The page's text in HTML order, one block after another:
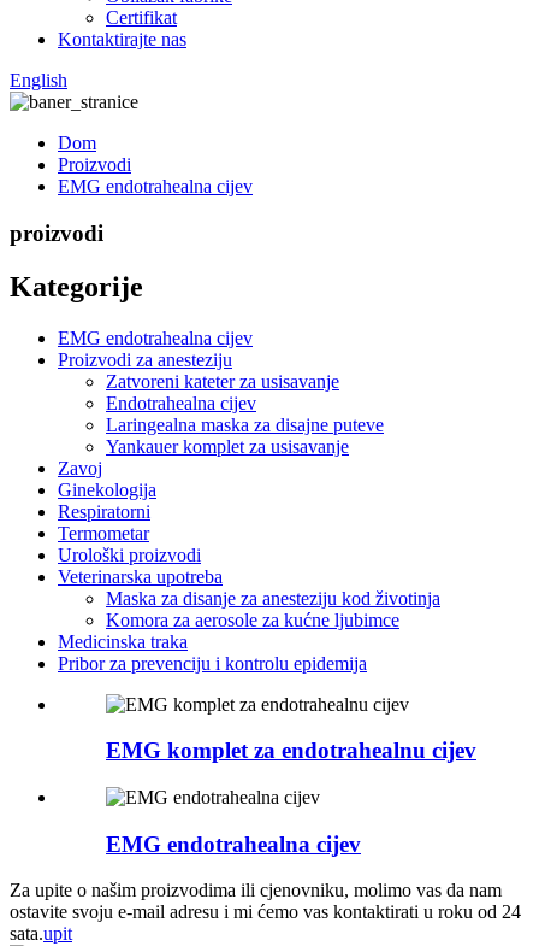
Certifikat
Kontaktirajte nas
English
Dom
Proizvodi
EMG endotrahealna cijev
proizvodi
Kategorije
EMG endotrahealna cijev
Proizvodi za anesteziju
Zatvoreni kateter za usisavanje
Endotrahealna cijev
Laringealna maska ​​za disajne puteve
Yankauer komplet za usisavanje
Zavoj
Ginekologija
Respiratorni
Termometar
Urološki proizvodi
Veterinarska upotreba
Maska za disanje za anesteziju kod životinja
Komora za aerosole za kućne ljubimce
Medicinska traka
Pribor za prevenciju i kontrolu epidemija
EMG komplet za endotrahealnu cijev
EMG endotrahealna cijev
Za upite o našim proizvodima ili cjenovniku, molimo vas da nam
ostavite svoju e-mail adresu i mi ćemo vas kontaktirati u roku od 24
sata.upit